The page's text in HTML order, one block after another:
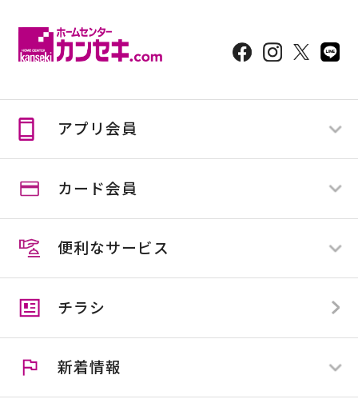
アプリ会員
ログイン
新規登録
スマイルカード会員の方
スマイルカード会員でない方
アプリ会員とは
クーポン
カード会員
スマイルカード
スマイルビジネスカード
カンセキカード
便利なサービス
スマイル便
住マイル応援隊
施工協力業者様募集
チラシ
新着情報